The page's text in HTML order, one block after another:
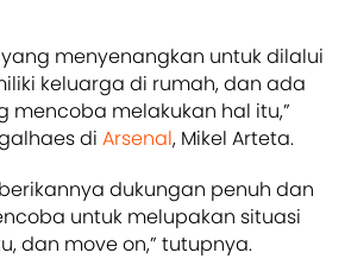
menyenangkan untuk dilalui
keluarga di rumah, dan ada
mencoba melakukan hal itu,”
di Arsenal, Mikel Arteta.
dukungan penuh dan
untuk melupakan situasi
dan move on,” tutupnya.